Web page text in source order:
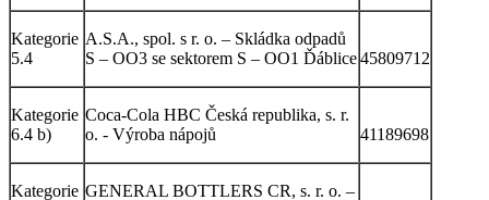
Kategorie
5.4
A.S.A., spol. s r. o. – Skládka odpadů
S – OO3 se sektorem S – OO1 Ďáblice45809712
Kategorie
6.4 b)
Coca-Cola HBC Česká republika, s. r.
o. - Výroba nápojů
41189698
Kategorie GENERAL BOTTLERS CR, s. r. o. –